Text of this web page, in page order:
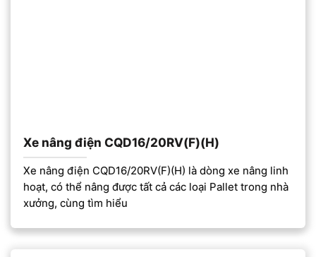
Xe nâng điện CQD16/20RV(F)(H)
Xe nâng điện CQD16/20RV(F)(H) là dòng xe nâng linh
hoạt, có thể nâng được tất cả các loại Pallet trong nhà
xưởng, cùng tìm hiểu